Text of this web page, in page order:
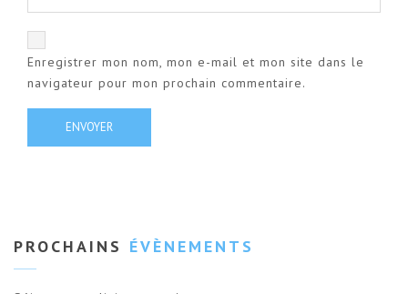
Enregistrer mon nom, mon e-mail et mon site dans le
navigateur pour mon prochain commentaire.
PROCHAINS ÉVÈNEMENTS